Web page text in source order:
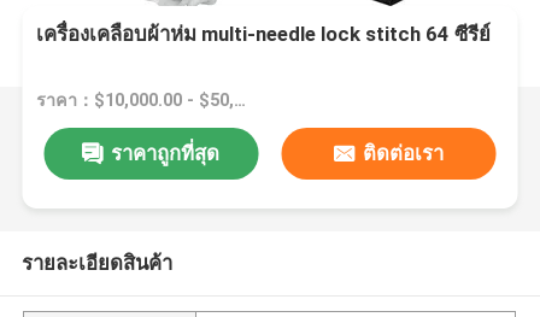
เครื่องเคลือบผ้าห่ม multi-needle lock stitch 64 ซีรีย์
ราคา：$10,000.00 - $50,000.00/sets
ราคาถูกที่สุด ติดต่อเรา
รายละเอียดสินค้า